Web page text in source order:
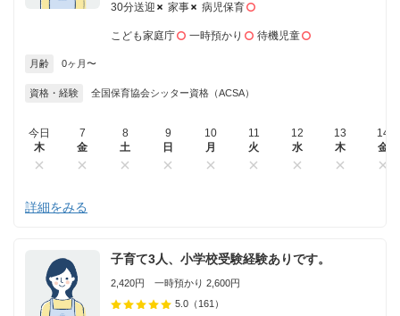
30分送迎 家事 病児保育
こども家庭庁 一時預かり 待機児童
月齢 0ヶ月〜
資格・経験 全国保育協会シッター資格（ACSA）
今日
木
7
金
8
土
9
日
10
月
11
火
12
水
13
木
14
金
詳細をみる
子育て3人、小学校受験経験ありです。
2,420円 一時預かり 2,600円
5.0 （161）